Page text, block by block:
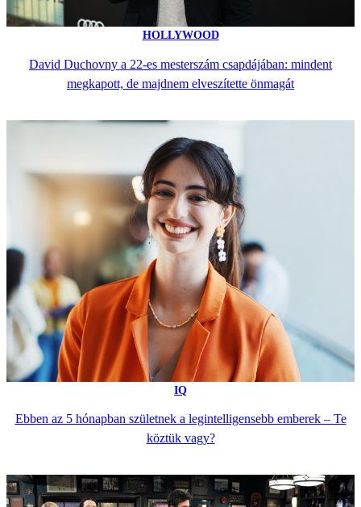
HOLLYWOOD
David Duchovny a 22-es mesterszám csapdájában: mindent
megkapott, de majdnem elveszítette önmagát
IQ
Ebben az 5 hónapban születnek a legintelligensebb emberek – Te
köztük vagy?